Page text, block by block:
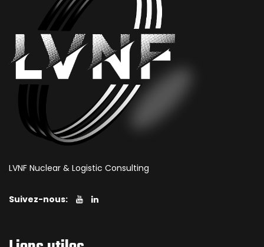
LVNF Nuclear & Logistic Consulting
Suivez-nous: